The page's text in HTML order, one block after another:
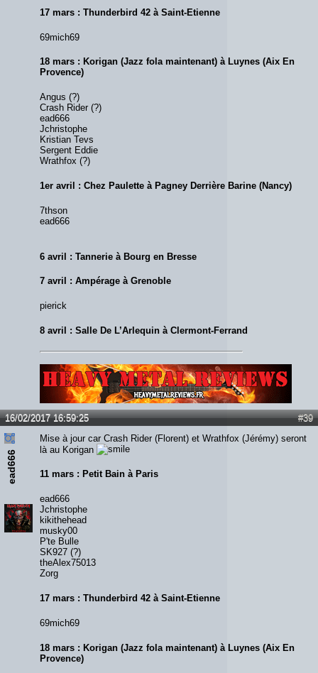
17 mars : Thunderbird 42 à Saint-Etienne
69mich69
18 mars : Korigan (Jazz fola maintenant) à Luynes (Aix En
Provence)
Angus (?)
Crash Rider (?)
ead666
Jchristophe
Kristian Tevs
Sergent Eddie
Wrathfox (?)
1er avril : Chez Paulette à Pagney Derrière Barine (Nancy)
7thson
ead666
6 avril : Tannerie à Bourg en Bresse
7 avril : Ampérage à Grenoble
pierick
8 avril : Salle De L’Arlequin à Clermont-Ferrand
Lien :http://heavymetalreviews.fr/
#39
16/02/2017 16:59:25
ead666
Mise à jour car Crash Rider (Florent) et Wrathfox (Jérémy) seront
là au Korigan
11 mars : Petit Bain à Paris
ead666
Jchristophe
kikithehead
musky00
P'te Bulle
SK927 (?)
theAlex75013
Zorg
17 mars : Thunderbird 42 à Saint-Etienne
69mich69
18 mars : Korigan (Jazz fola maintenant) à Luynes (Aix En
Provence)